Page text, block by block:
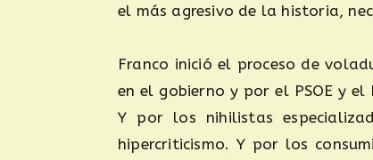
el más agresivo de la historia,
Franco inició el proceso de
en el gobierno y por el PSOE y
Y por los nihilistas
hipercriticismo. Y por los